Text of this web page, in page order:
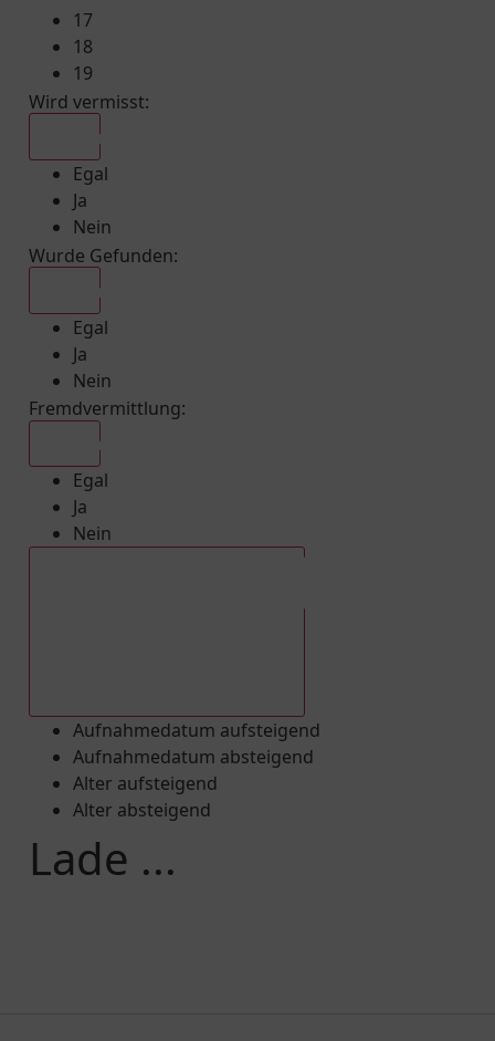
17
18
19
Wird vermisst:
Egal
Ja
Nein
Wurde Gefunden:
Egal
Ja
Nein
Fremdvermittlung:
Egal
Ja
Nein
Aufnahmedatum aufsteigend
Aufnahmedatum absteigend
Alter aufsteigend
Alter absteigend
Lade ...